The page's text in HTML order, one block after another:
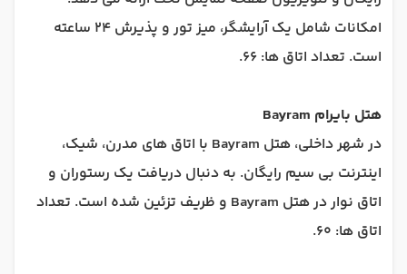
امکانات شامل یک آرایشگر، میز تور و پذیرش 24 ساعته
است. تعداد اتاق ها: 66.
هتل بایرام Bayram
در شهر داخلی، هتل Bayram با اتاق های مدرن، شیک،
اینترنت بی سیم رایگان. به دنبال دریافت یک رستوران و
اتاق نوار در هتل Bayram و ظریف تزئین شده است. تعداد
اتاق ها: 60.